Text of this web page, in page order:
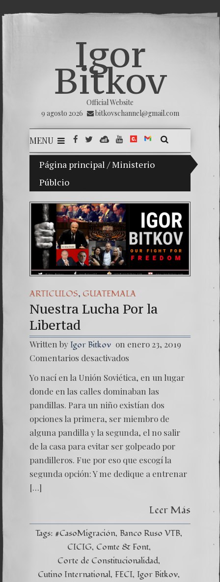
Igor
Bitkov
Official Website
9 agosto 2026
bitkovschannel@gmail.com
MENU
Página principal /Ministerio
Públcio
Mi hijo Vladimir Bitkov, una promesa del
Una
7.
ARTICULOS, GUATEMALA
Nuestra Lucha Por la
Libertad
Written by Igor Bitkov on enero 23, 2019
Comentarios desactivados
Yo nací en la Unión Soviética, en un lugar
donde en las calles dominaban las
pandillas. Para un niño existían dos
opciones la primera, ser miembro de
alguna pandilla y la segunda, el no salir
de la casa para evitar ser golpeado por
pandilleros. Fue por eso que escogí la
segunda opción: Y me dedique a entrenar
[…]
Leer Más
Tags: #CasoMigración Banco Ruso VTB
CICIG Comte & Font
Corte de Constitucionalidad
Cutino International FECI Igor Bitkov